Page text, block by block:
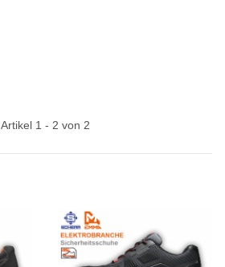
Artikel 1 - 2 von 2